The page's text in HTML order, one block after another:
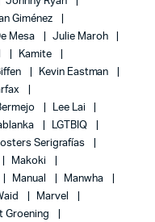
Giménez
Mesa
Julie Maroh
Kamite
Kevin Eastman
Lee Lai
LGTBIQ
Serigrafías
Makoki
Manual
Manwha
Marvel
Groening